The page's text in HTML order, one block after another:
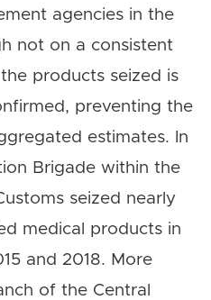
agencies in the
not on a consistent
products seized is
preventing the
estimates. In
Brigade within the
seized nearly
medical products in
and 2018. More
of the Central